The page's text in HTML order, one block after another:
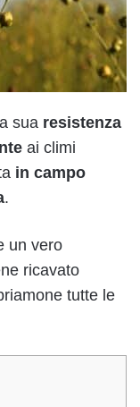
sua resistenza
ai climi
in campo
.
un vero
ricavato
tutte le